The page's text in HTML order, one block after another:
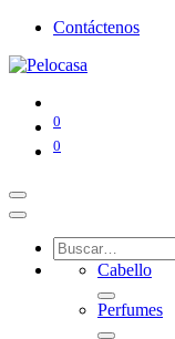
Contáctenos
0
0
Cabello
Perfumes